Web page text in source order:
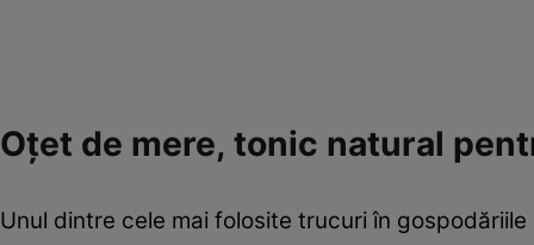
Oțet de mere, tonic natural
Unul dintre cele mai folosite trucuri în